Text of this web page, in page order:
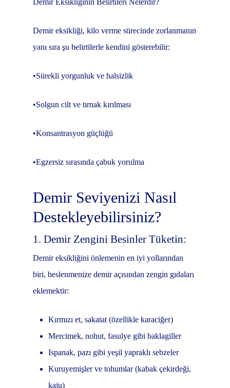
Demir Eksikliğinin Belirtileri Nelerdir?
Demir eksikliği, kilo verme sürecinde zorlanmanın
yanı sıra şu belirtilerle kendini gösterebilir:
•Sürekli yorgunluk ve halsizlik
•Solgun cilt ve tırnak kırılması
•Konsantrasyon güçlüğü
•Egzersiz sırasında çabuk yorulma
Demir Seviyenizi Nasıl
Destekleyebilirsiniz?
1. Demir Zengini Besinler Tüketin:
Demir eksikliğini önlemenin en iyi yollarından
biri, beslenmenize demir açısından zengin gıdaları
eklemektir:
Kırmızı et, sakatat (özellikle karaciğer)
Mercimek, nohut, fasulye gibi baklagiller
Ispanak, pazı gibi yeşil yapraklı sebzeler
Kuruyemişler ve tohumlar (kabak çekirdeği,
kaju)